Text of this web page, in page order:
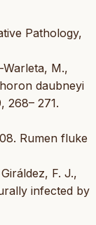
Pathology,
M.,
daubneyi
268– 271.
Rumen fluke
F. J.,
infected by